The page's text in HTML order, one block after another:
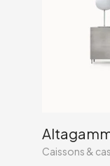
Caissons &